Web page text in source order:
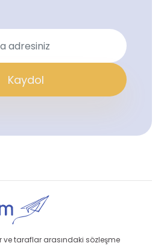
Kaydol
ve taraflar arasındaki sözleşme